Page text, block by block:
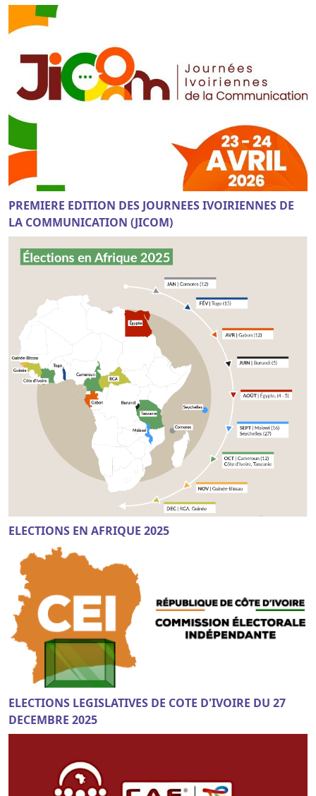
PREMIERE EDITION DES JOURNEES IVOIRIENNES DE
LA COMMUNICATION (JICOM)
ELECTIONS EN AFRIQUE 2025
ELECTIONS LEGISLATIVES DE COTE D'IVOIRE DU 27
DECEMBRE 2025